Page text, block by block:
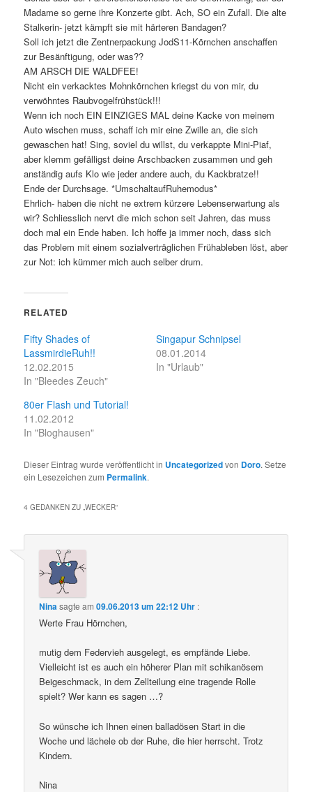
Madame so gerne ihre Konzerte gibt. Ach, SO ein Zufall. Die alte
Stalkerin- jetzt kämpft sie mit härteren Bandagen?
Soll ich jetzt die Zentnerpackung JodS11-Körnchen anschaffen
zur Besänftigung, oder was??
AM ARSCH DIE WALDFEE!
Nicht ein verkacktes Mohnkörnchen kriegst du von mir, du
verwöhntes Raubvogelfrühstück!!!
Wenn ich noch EIN EINZIGES MAL deine Kacke von meinem
Auto wischen muss, schaff ich mir eine Zwille an, die sich
gewaschen hat! Sing, soviel du willst, du verkappte Mini-Piaf,
aber klemm gefälligst deine Arschbacken zusammen und geh
anständig aufs Klo wie jeder andere auch, du Kackbratze!!
Ende der Durchsage. *UmschaltaufRuhemodus*
Ehrlich- haben die nicht ne extrem kürzere Lebenserwartung als
wir? Schliesslich nervt die mich schon seit Jahren, das muss
doch mal ein Ende haben. Ich hoffe ja immer noch, dass sich
das Problem mit einem sozialverträglichen Frühableben löst, aber
zur Not: ich kümmer mich auch selber drum.
RELATED
Fifty Shades of
LassmirdieRuh!!
12.02.2015
In "Bleedes Zeuch"
Singapur Schnipsel
08.01.2014
In "Urlaub"
80er Flash und Tutorial!
11.02.2012
In "Bloghausen"
Dieser Eintrag wurde veröffentlicht in Uncategorizedvon Doro. Setze
ein Lesezeichen zum Permalink.
4 GEDANKEN ZU „WECKER“
Ninasagte am09.06.2013 um 22:12 Uhr :
Werte Frau Hörnchen,
mutig dem Federvieh ausgelegt, es empfände Liebe.
Vielleicht ist es auch ein höherer Plan mit schikanösem
Beigeschmack, in dem Zellteilung eine tragende Rolle
spielt? Wer kann es sagen …?
So wünsche ich Ihnen einen balladösen Start in die
Woche und lächele ob der Ruhe, die hier herrscht. Trotz
Kindern.
Nina